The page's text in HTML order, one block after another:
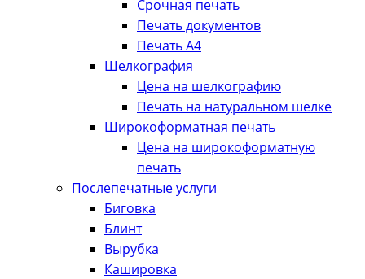
Срочная печать
Печать документов
Печать А4
Шелкография
Цена на шелкографию
Печать на натуральном шелке
Широкоформатная печать
Цена на широкоформатную
печать
Послепечатные услуги
Биговка
Блинт
Вырубка
Кашировка